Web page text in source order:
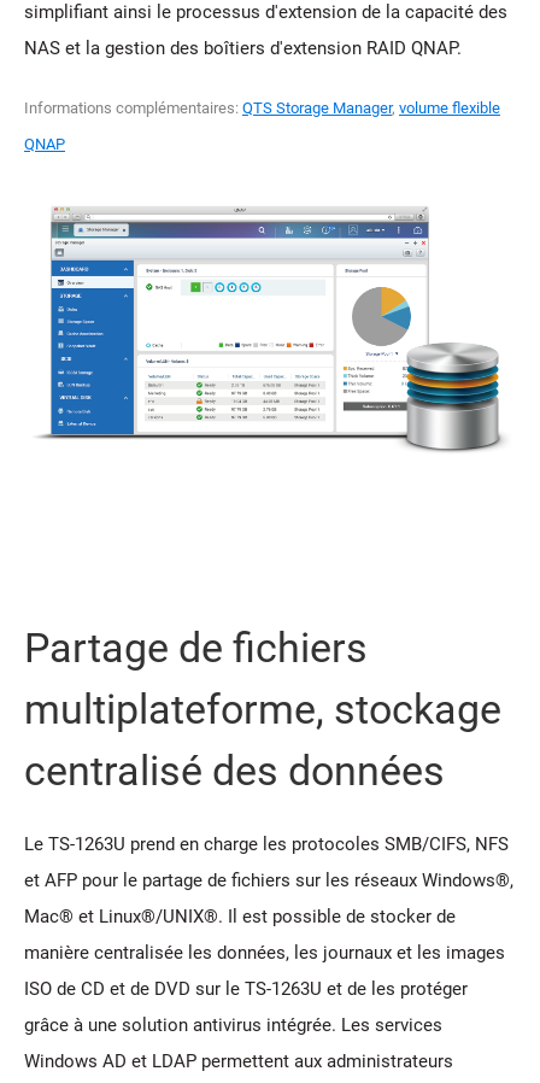
simplifiant ainsi le processus d'extension de la capacité des
NAS et la gestion des boîtiers d'extension RAID QNAP.
Informations complémentaires: QTS Storage Manager, volume flexible
QNAP
Partage de fichiers
multiplateforme, stockage
centralisé des données
Le TS-1263U prend en charge les protocoles SMB/CIFS, NFS
et AFP pour le partage de fichiers sur les réseaux Windows®,
Mac® et Linux®/UNIX®. Il est possible de stocker de
manière centralisée les données, les journaux et les images
ISO de CD et de DVD sur le TS-1263U et de les protéger
grâce à une solution antivirus intégrée. Les services
Windows AD et LDAP permettent aux administrateurs